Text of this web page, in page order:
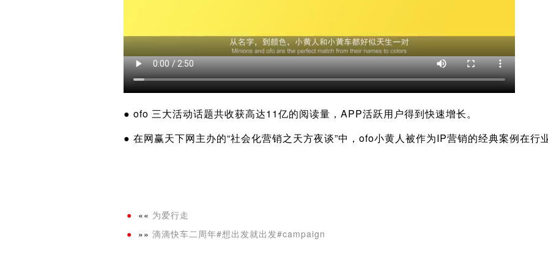
● ofo 三大活动话题共收获高达11亿的阅读量，APP活跃用户得到快速增长。
● 在网赢天下网主办的“社会化营销之天方夜谈”中，ofo小黄人被作为IP营销的经典案例在行
«« 为爱行走
»» 滴滴快车二周年#想出发就出发#campaign